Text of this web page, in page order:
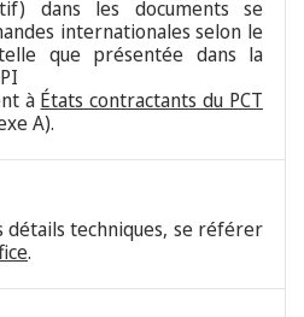
dans les documents se
internationales selon le
que présentée dans la
à États contractants du PCT
A).
détails techniques, se référer
.